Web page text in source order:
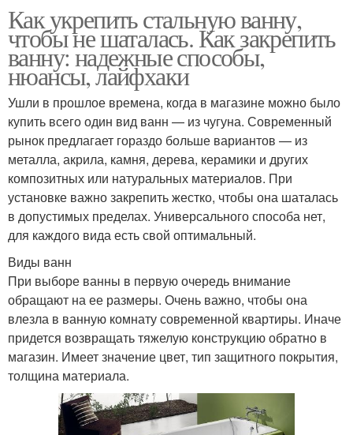
Как укрепить стальную ванну,
чтобы не шаталась. Как закрепить
ванну: надежные способы,
нюансы, лайфхаки
Ушли в прошлое времена, когда в магазине можно было
купить всего один вид ванн — из чугуна. Современный
рынок предлагает гораздо больше вариантов — из
металла, акрила, камня, дерева, керамики и других
композитных или натуральных материалов. При
установке важно закрепить жестко, чтобы она шаталась
в допустимых пределах. Универсального способа нет,
для каждого вида есть свой оптимальный.
Виды ванн
При выборе ванны в первую очередь внимание
обращают на ее размеры. Очень важно, чтобы она
влезла в ванную комнату современной квартиры. Иначе
придется возвращать тяжелую конструкцию обратно в
магазин. Имеет значение цвет, тип защитного покрытия,
толщина материала.